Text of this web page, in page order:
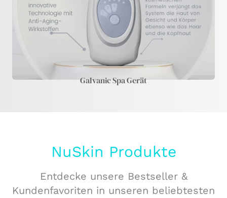
Galvanic Spa Gerät
NuSkin Produkte
Entdecke unsere Bestseller &
Kundenfavoriten in unseren beliebtesten